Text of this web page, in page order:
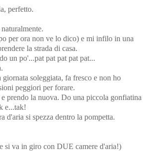
perfetto.
per ora non ve lo dico) e mi infilo in una
la strada di casa.
un po'...pat pat pat pat pat...
giornata soleggiata, fa fresco e non ho
peggiori per forare.
prendo la nuova. Do una piccola gonfiatina
e...tak!
d'aria si spezza dentro la pompetta.
si va in giro con DUE camere d'aria!)